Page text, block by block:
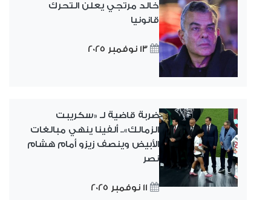
خالد مرتجي يعلن التحرك
قانونيا
13 نوفمبر 2025
ضربة قاضية لـ «سكريبت
الزمالك».. ألفينا ينهي مبالغات
الأبيض وينصف زيزو أمام هشام
نصر
11 نوفمبر 2025